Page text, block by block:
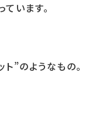
います。
”のようなもの。